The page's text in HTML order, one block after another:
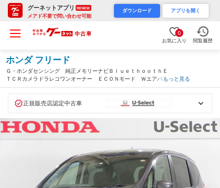
グーネットアプリ RENEW
メアド不要で問い合わせ可能
ダウンロード アプリを開く
0
お気に入り 閲覧履歴
ホンダ フリード
Ｇ・ホンダセンシング 純正メモリーナビＢｌｕｅｔｈｏｏｔｈＥ
ＴＣＲカメラドラレコワンオーナー ＥＣＯＮモード Ｗエアバッ
ク 電格ドアミラー １オナ レーダーＣ スマートキーＰスター
もっと見る
正規販売店認定中古車